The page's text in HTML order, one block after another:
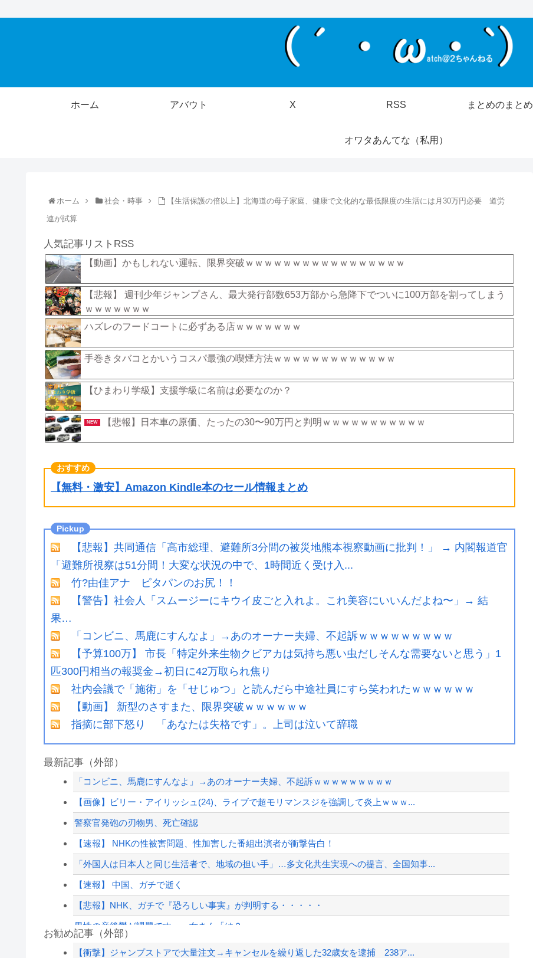
ホーム アバウト X RSS まとめのまとめ
オワタあんてな（私用）
ホーム 社会・時事
【生活保護の倍以上】北海道の母子家庭、健康で文化的な最低限度の生活には月30万円必要 道労
連が試算
人気記事リストRSS
【動画】かもしれない運転、限界突破ｗｗｗｗｗｗｗｗｗｗｗｗｗｗｗｗｗ
【悲報】 週刊少年ジャンプさん、最大発行部数653万部から急降下でついに100万部を割ってしまう
ｗｗｗｗｗｗｗ
ハズレのフードコートに必ずある店ｗｗｗｗｗｗｗ
手巻きタバコとかいうコスパ最強の喫煙方法ｗｗｗｗｗｗｗｗｗｗｗｗｗ
【ひまわり学級】支援学級に名前は必要なのか？
NEW 【悲報】日本車の原価、たったの30〜90万円と判明ｗｗｗｗｗｗｗｗｗｗｗ
【無料・激安】Amazon Kindle本のセール情報まとめ
【悲報】共同通信「高市総理、避難所3分間の被災地熊本視察動画に批判！」 → 内閣報道官
「避難所視察は51分間！大変な状況の中で、1時間近く受け入...
竹?由佳アナ ピタパンのお尻！！
【警告】社会人「スムージーにキウイ皮ごと入れよ。これ美容にいいんだよね〜」→ 結
果…
「コンビニ、馬鹿にすんなよ」→あのオーナー夫婦、不起訴ｗｗｗｗｗｗｗｗｗ
【予算100万】 市長「特定外来生物クビアカは気持ち悪い虫だしそんな需要ないと思う」1
匹300円相当の報奨金→初日に42万取られ焦り
社内会議で「施術」を「せじゅつ」と読んだら中途社員にすら笑われたｗｗｗｗｗｗ
【動画】 新型のさすまた、限界突破ｗｗｗｗｗｗ
指摘に部下怒り 「あなたは失格です」。上司は泣いて辞職
最新記事（外部）
「コンビニ、馬鹿にすんなよ」→あのオーナー夫婦、不起訴ｗｗｗｗｗｗｗｗｗ
【画像】ビリー・アイリッシュ(24)、ライブで超モリマンスジを強調して炎上ｗｗｗ...
警察官発砲の刃物男、死亡確認
【速報】 NHKの性被害問題、性加害した番組出演者が衝撃告白！
「外国人は日本人と同じ生活者で、地域の担い手」…多文化共生実現への提言、全国知事...
【速報】 中国、ガチで逝く
【悲報】NHK、ガチで『恐ろしい事実』が判明する・・・・・
男性の産後鬱が課題です。←女さん「は？」
高市政権「減税します」→財源「これから考えます」
お勧め記事（外部）
【衝撃】ジャンプストアで大量注文→キャンセルを繰り返した32歳女を逮捕 238ア...